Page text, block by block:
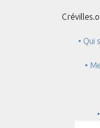
• Qui
•